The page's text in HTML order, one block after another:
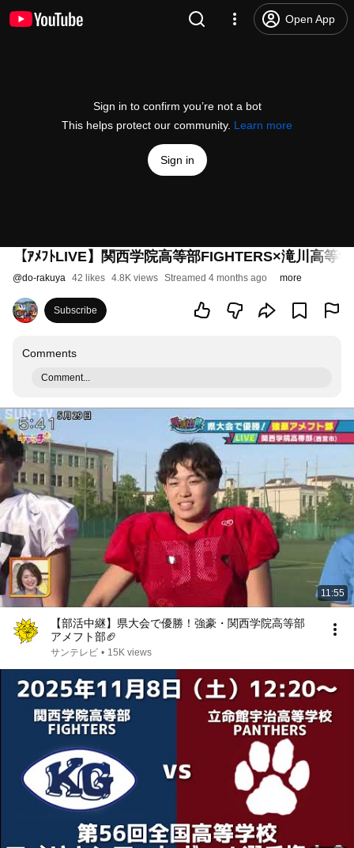
Open App
Sign in to confirm you’re not a bot
This helps protect our community. Learn more
Sign in
【ｱﾒﾌﾄLIVE】関西学院高等部FIGHTERS×滝川高
@do-rakuya 42 likes 4.8K views Streamed 4 months ago more
Subscribe
Comments
Comment...
11:55
【部活中継】県大会で優勝！強豪・関西学院高等部
アメフト部🏈
サンテレビ • 15K views